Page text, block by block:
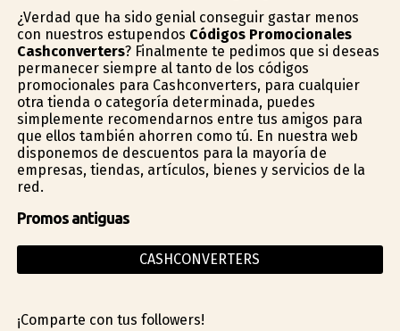
¿Verdad que ha sido genial conseguir gastar menos
con nuestros estupendos Códigos Promocionales
Cashconverters? Finalmente te pedimos que si deseas
permanecer siempre al tanto de los códigos
promocionales para Cashconverters, para cualquier
otra tienda o categoría determinada, puedes
simplemente recomendarnos entre tus amigos para
que ellos también ahorren como tú. En nuestra web
disponemos de descuentos para la mayoría de
empresas, tiendas, artículos, bienes y servicios de la
red.
Promos antiguas
CASHCONVERTERS
¡Comparte con tus followers!